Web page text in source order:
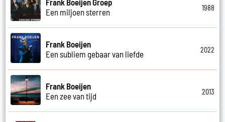
Een miljoen sterren
1988
Frank Boeijen
Een subliem gebaar van liefde
2022
Frank Boeijen
Een zee van tijd
2013